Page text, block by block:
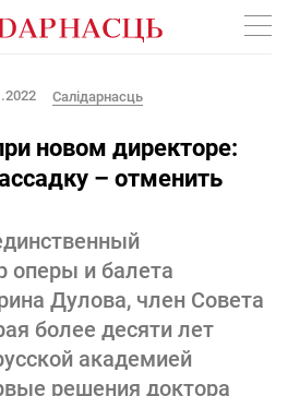
Салiдарнасць
новом директоре:
– отменить
оперы и балета
Дулова, член Совета
более десяти лет
академией
решения доктора